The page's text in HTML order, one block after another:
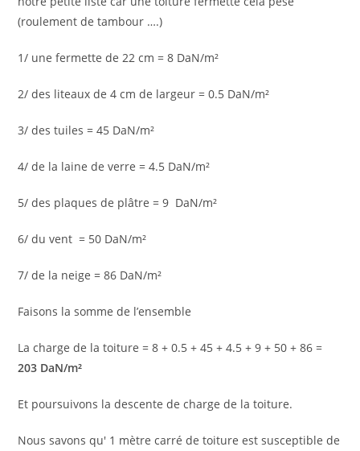
(roulement de tambour ….)
1/ une fermette de 22 cm = 8 DaN/m²
2/ des liteaux de 4 cm de largeur = 0.5 DaN/m²
3/ des tuiles = 45 DaN/m²
4/ de la laine de verre = 4.5 DaN/m²
5/ des plaques de plâtre = 9 DaN/m²
6/ du vent = 50 DaN/m²
7/ de la neige = 86 DaN/m²
Faisons la somme de l’ensemble
La charge de la toiture = 8 + 0.5 + 45 + 4.5 + 9 + 50 + 86 =
203 DaN/m²
Et poursuivons la descente de charge de la toiture.
Nous savons qu' 1 mètre carré de toiture est susceptible de